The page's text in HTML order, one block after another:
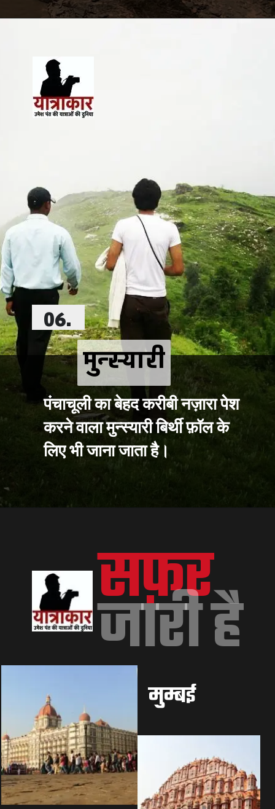
मुन्स्यारी
मुन्स्यारी
पंचाचूली का बेहद करीबी नज़ारा पेश
करने वाला मुन्स्यारी बिर्थी फ़ॉल के
लिए भी जाना जाता है।
06.
सफ़र
जारी है
मुम्बई